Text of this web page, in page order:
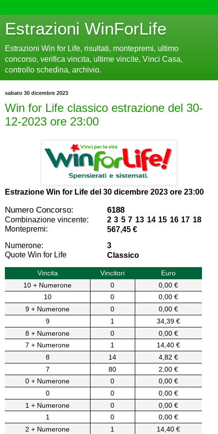
Estrazioni WinForLife
Estrazioni Win for Life, risultati, montepremi, ultimo
concorso, verifica vincita, ultime vincite, Vinci Casa,
controllo schedina, archivio.
sabato 30 dicembre 2023
Win for Life classico estrazione del 30-
12-2023 ore 23:00
Estrazione Win for Life del 30 dicembre 2023 ore 23:00
Numero Concorso: 6188
Combinazione vincente:
2 3 5 7 13 14 15 16 17 18
Montepremi:
567,45 €
Numerone:
3
Quote Win for Life
Classico
Vincita Vincitori
Euro
10 + Numerone
0
0,00 €
10
0
0,00 €
9 + Numerone
0
0,00 €
9
1
34,39 €
8 + Numerone
0
0,00 €
7 + Numerone
1
14,40 €
8
14
4,82 €
7
80
2,00 €
0 + Numerone
0
0,00 €
0
0
0,00 €
1 + Numerone
0
0,00 €
1
0
0,00 €
2 + Numerone
1
14,40 €